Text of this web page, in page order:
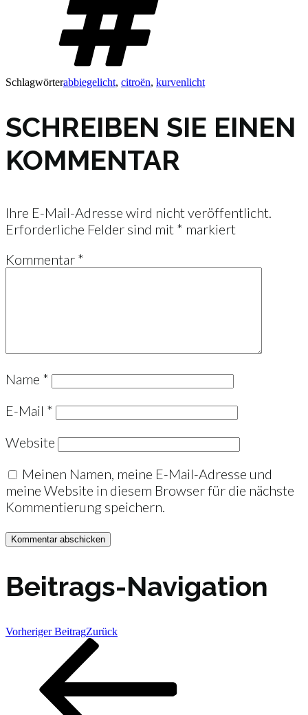
Schlagwörterabbiegelicht, citroën, kurvenlicht
SCHREIBEN SIE EINEN
KOMMENTAR
Ihre E-Mail-Adresse wird nicht veröffentlicht.
Erforderliche Felder sind mit * markiert
Kommentar *
Name *
E-Mail *
Website
Meinen Namen, meine E-Mail-Adresse und
meine Website in diesem Browser für die nächste
Kommentierung speichern.
Beitrags-Navigation
Vorheriger BeitragZurück